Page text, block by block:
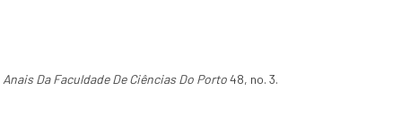
Anais Da Faculdade De Ciências Do Porto48, no. 3.